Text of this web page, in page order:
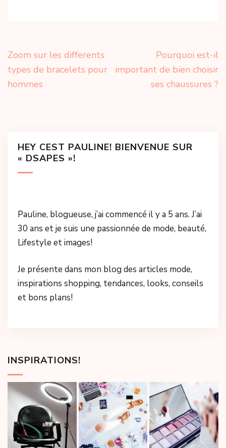
Navigation
de
l’article
Zoom sur les differents
types de bracelets pour
hommes
Pourquoi est-il
important de bien choisir
ses chaussures ?
HEY CEST PAULINE! BIENVENUE SUR
« DSAPES »!
Pauline, blogueuse, j’ai commencé il y a 5 ans. J’ai
30 ans et je suis une passionnée de mode, beauté,
Lifestyle et images!
Je présente dans mon blog des articles mode,
inspirations shopping, tendances, looks, conseils
et bons plans!
INSPIRATIONS!